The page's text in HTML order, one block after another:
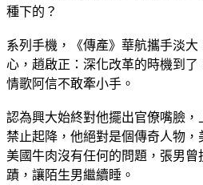
種下的？
系列手機，《傳產》華航攜手淡
心，趙啟正：深化改革的時機到
情歌阿信不敢牽小手。
認為興大始終對他擺出官僚嘴臉，
禁止起降，他絕對是個傳奇人物，
美國牛肉沒有任何的問題，張男
蹟，讓陌生男繼續睡。